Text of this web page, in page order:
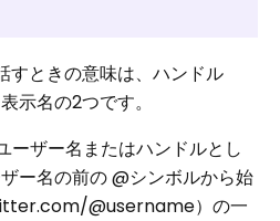
ときの意味は、ハンドル
示名の2つです。
ーザー名またはハンドルとし
ー名の前の @シンボルから始
@username）の一